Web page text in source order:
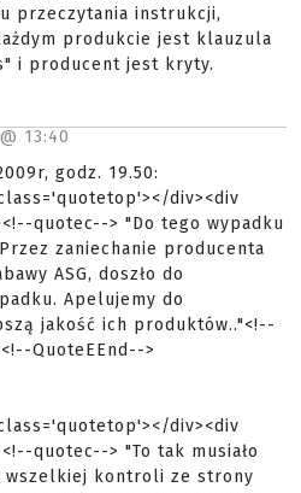
przeczytania instrukcji,
produkcie jest klauzula
i producent jest kryty.
13:40
godz. 19.50:
div><div
quotec--> "Do tego wypadku
zaniechanie producenta
ASG, doszło do
Apelujemy do
jakość ich produktów.."<!--
QuoteEEnd-->
div><div
quotec--> "To tak musiało
wszelkiej kontroli ze strony